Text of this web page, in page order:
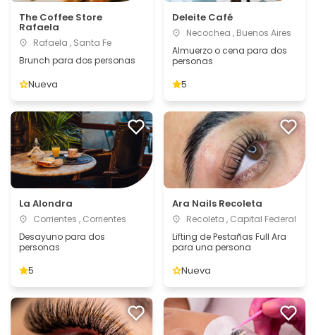
The Coffee Store
Rafaela
Rafaela , Santa Fe
Brunch para dos personas
Nueva
Deleite Café
Necochea , Buenos Aires
Almuerzo o cena para dos
personas
5
La Alondra
Corrientes , Corrientes
Desayuno para dos
personas
5
Ara Nails Recoleta
Recoleta , Capital Federal
Lifting de Pestañas Full Ara
para una persona
Nueva